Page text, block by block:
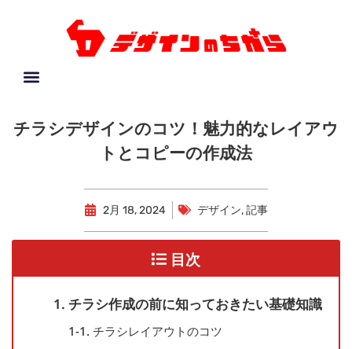
チラシデザインのコツ！魅力的なレイアウ
トとコピーの作成法
2月 18, 2024 デザイン,記事
目次
1. チラシ作成の前に知っておきたい基礎知識
1-1. チラシレイアウトのコツ